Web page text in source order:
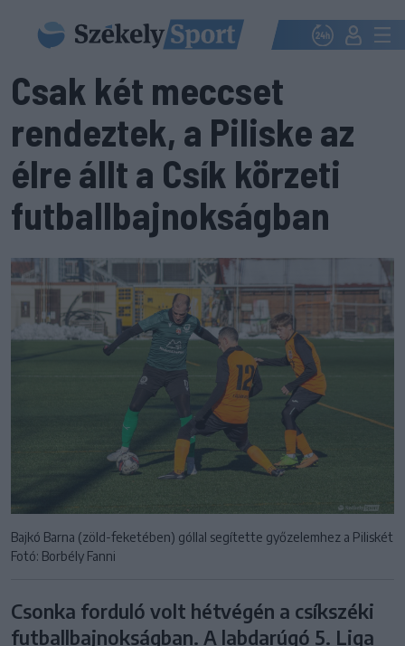
Csak két meccset
rendeztek, a Piliske az
élre állt a Csík körzeti
futballbajnokságban
Bajkó Barna (zöld-feketében) góllal segítette győzelemhez a Piliskét
Fotó: Borbély Fanni
Csonka forduló volt hétvégén a csíkszéki
futballbajnokságban. A labdarúgó 5. Liga